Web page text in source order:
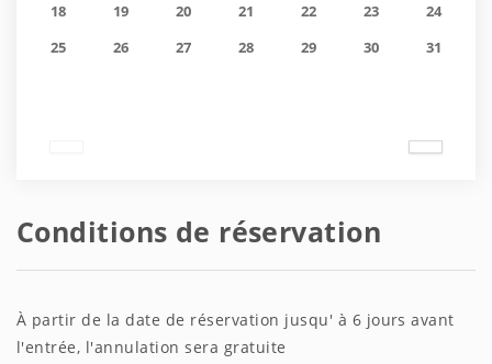
18
19 20 21 22 23
24
25
26 27 28 29 30 31
Conditions de réservation
À partir de la date de réservation jusqu' à 6 jours avant
l'entrée, l'annulation sera gratuite